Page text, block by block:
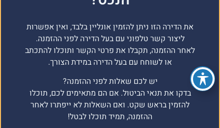
את הדירה הזו ניתן להזמין אונליין בלבד, ואין אפשרות
ליצור קשר טלפוני עם בעל הדירה לפני ההזמנה.
לאחר ההזמנה, תקבלו את פרטי הקשר ותוכלו להתכתב
או לשוחח עם בעל הדירה במידת הצורך.
יש לכם שאלות לפני ההזמנה?
בדקו את תנאי הביטול. אם הם מתאימים לכם, תוכלו
להזמין בראש שקט. ואם השאלות לא ייפתרו לאחר
ההזמנה, תמיד תוכלו לבטל!